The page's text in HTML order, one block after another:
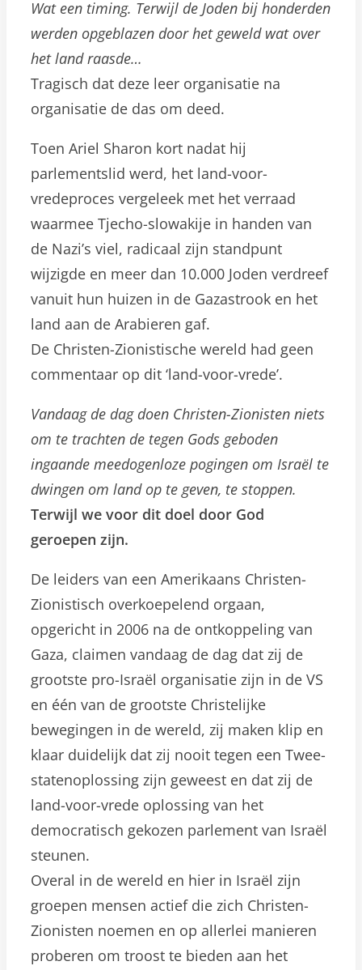
Wat een timing. Terwijl de Joden bij honderden
werden opgeblazen door het geweld wat over
het land raasde…
Tragisch dat deze leer organisatie na
organisatie de das om deed.
Toen Ariel Sharon kort nadat hij
parlementslid werd, het land-voor-
vredeproces vergeleek met het verraad
waarmee Tjecho-slowakije in handen van
de Nazi’s viel, radicaal zijn standpunt
wijzigde en meer dan 10.000 Joden verdreef
vanuit hun huizen in de Gazastrook en het
land aan de Arabieren gaf.
De Christen-Zionistische wereld had geen
commentaar op dit ‘land-voor-vrede’.
Vandaag de dag doen Christen-Zionisten niets
om te trachten de tegen Gods geboden
ingaande meedogenloze pogingen om Israël te
dwingen om land op te geven, te stoppen.
Terwijl we voor dit doel door God
geroepen zijn.
De leiders van een Amerikaans Christen-
Zionistisch overkoepelend orgaan,
opgericht in 2006 na de ontkoppeling van
Gaza, claimen vandaag de dag dat zij de
grootste pro-Israël organisatie zijn in de VS
en één van de grootste Christelijke
bewegingen in de wereld, zij maken klip en
klaar duidelijk dat zij nooit tegen een Twee-
statenoplossing zijn geweest en dat zij de
land-voor-vrede oplossing van het
democratisch gekozen parlement van Israël
steunen.
Overal in de wereld en hier in Israël zijn
groepen mensen actief die zich Christen-
Zionisten noemen en op allerlei manieren
proberen om troost te bieden aan het